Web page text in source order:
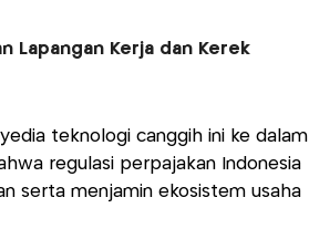
Lapangan Kerja dan Kerek
teknologi canggih ini ke dalam
regulasi perpajakan Indonesia
serta menjamin ekosistem usaha